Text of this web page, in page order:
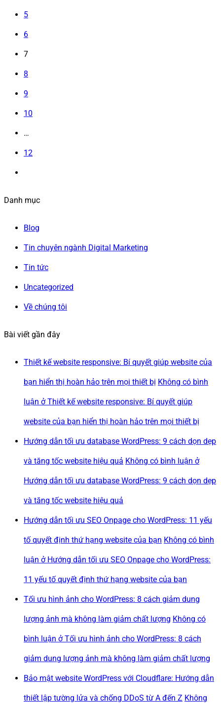
5
6
7
8
9
10
…
12
Danh mục
Blog
Tin chuyên ngành Digital Marketing
Tin tức
Uncategorized
Về chúng tôi
Bài viết gần đây
Thiết kế website responsive: Bí quyết giúp website của
bạn hiển thị hoàn hảo trên mọi thiết bị Không có bình
luận ở Thiết kế website responsive: Bí quyết giúp
website của bạn hiển thị hoàn hảo trên mọi thiết bị
Hướng dẫn tối ưu database WordPress: 9 cách dọn dẹp
và tăng tốc website hiệu quả Không có bình luận ở
Hướng dẫn tối ưu database WordPress: 9 cách dọn dẹp
và tăng tốc website hiệu quả
Hướng dẫn tối ưu SEO Onpage cho WordPress: 11 yếu
tố quyết định thứ hạng website của bạn Không có bình
luận ở Hướng dẫn tối ưu SEO Onpage cho WordPress:
11 yếu tố quyết định thứ hạng website của bạn
Tối ưu hình ảnh cho WordPress: 8 cách giảm dung
lượng ảnh mà không làm giảm chất lượng Không có
bình luận ở Tối ưu hình ảnh cho WordPress: 8 cách
giảm dung lượng ảnh mà không làm giảm chất lượng
Bảo mật website WordPress với Cloudflare: Hướng dẫn
thiết lập tường lửa và chống DDoS từ A đến Z Không